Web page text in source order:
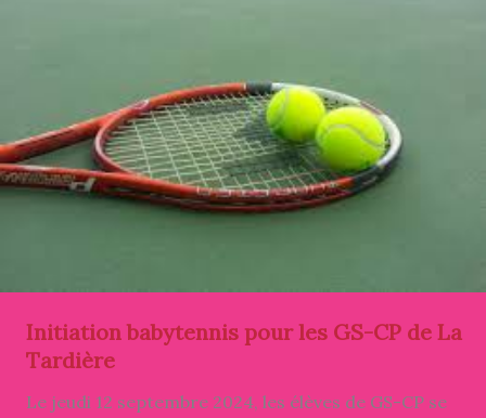
Initiation babytennis pour les GS-CP de La
Tardière
Le jeudi 12 septembre 2024, les élèves de GS-CP se